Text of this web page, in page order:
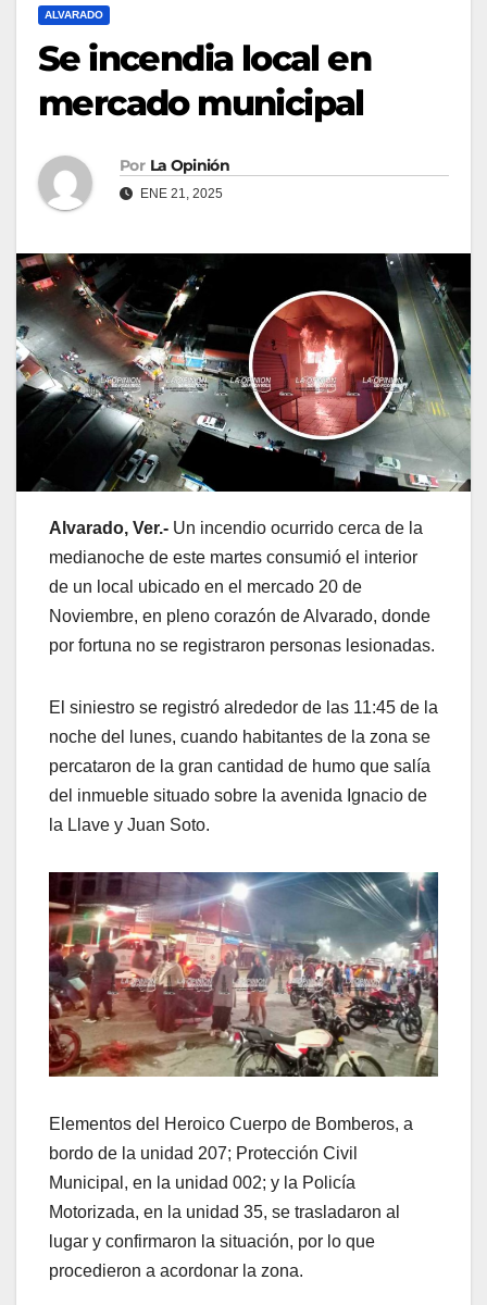
ALVARADO
Se incendia local en
mercado municipal
Por La Opinión
ENE 21, 2025
Alvarado, Ver.- Un incendio ocurrido cerca de la
medianoche de este martes consumió el interior
de un local ubicado en el mercado 20 de
Noviembre, en pleno corazón de Alvarado, donde
por fortuna no se registraron personas lesionadas.
El siniestro se registró alrededor de las 11:45 de la
noche del lunes, cuando habitantes de la zona se
percataron de la gran cantidad de humo que salía
del inmueble situado sobre la avenida Ignacio de
la Llave y Juan Soto.
Elementos del Heroico Cuerpo de Bomberos, a
bordo de la unidad 207; Protección Civil
Municipal, en la unidad 002; y la Policía
Motorizada, en la unidad 35, se trasladaron al
lugar y confirmaron la situación, por lo que
procedieron a acordonar la zona.